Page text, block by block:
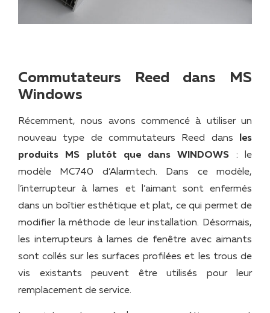
Commutateurs Reed dans MS
Windows
Récemment, nous avons commencé à utiliser un
nouveau type de commutateurs Reed dans
les
produits MS plutôt que dans WINDOWS : le
modèle MC740 d’Alarmtech. Dans ce modèle,
l’interrupteur à lames et l’aimant sont enfermés
dans un boîtier esthétique et plat, ce qui permet de
modifier la méthode de leur installation. Désormais,
les interrupteurs à lames de fenêtre avec aimants
sont collés sur les surfaces profilées et les trous de
vis existants peuvent être utilisés pour leur
remplacement de service.